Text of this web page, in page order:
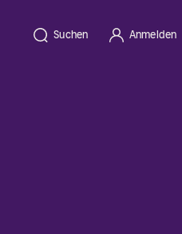
Suchen Anmelden